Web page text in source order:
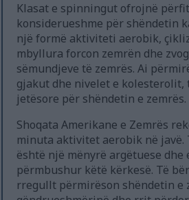
Klasat e spinningut ofrojnë
konsiderueshme për shëndetin
një formë aktiviteti aerobik,
mbyllura forcon zemrën dhe
sëmundjeve të zemrës. Ai
gjakut dhe nivelet e kolesterolit,
jetësore për shëndetin e zemrës.
Shoqata Amerikane e Zemrës
minuta aktivitet aerobik në
është një mënyrë argëtuese dhe
përmbushur këtë kërkesë. Të
rregullt përmirëson shëndetin e